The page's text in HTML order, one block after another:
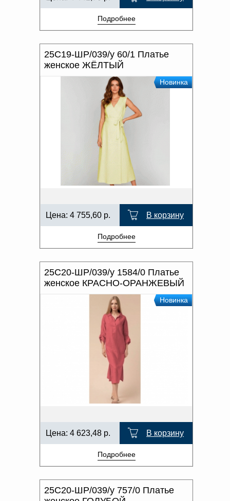
Подробнее
25С19-ШР/039/у 60/1 Платье
женское ЖЁЛТЫЙ
Новинка
Цена: 4 755,60 р. В корзину
Подробнее
25С20-ШР/039/у 1584/0 Платье
женское КРАСНО-ОРАНЖЕВЫЙ
Новинка
Цена: 4 623,48 р. В корзину
Подробнее
25С20-ШР/039/у 757/0 Платье